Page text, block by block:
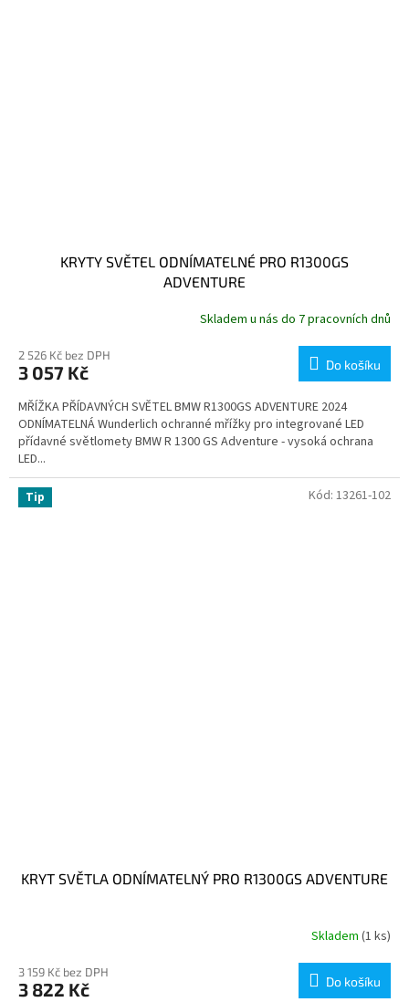
KRYTY SVĚTEL ODNÍMATELNÉ PRO R1300GS
ADVENTURE
Skladem u nás do 7 pracovních dnů
2 526 Kč bez DPH
3 057 Kč Do košíku
MŘÍŽKA PŘÍDAVNÝCH SVĚTEL BMW R1300GS ADVENTURE 2024
ODNÍMATELNÁ Wunderlich ochranné mřížky pro integrované LED
přídavné světlomety BMW R 1300 GS Adventure - vysoká ochrana
LED...
Tip
KRYT SVĚTLA ODNÍMATELNÝ PRO R1300GS ADVENTURE
Skladem (1 ks)
3 159 Kč bez DPH
3 822 Kč Do košíku
Kód: 13261-102